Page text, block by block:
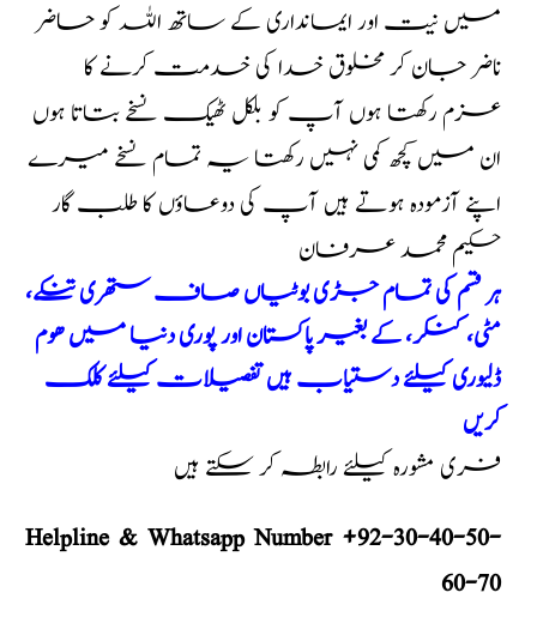
میں نیت اور ایمانداری کے ساتھ اللہ کو حاضر
ناضر جان کر مخلوق خدا کی خدمت کرنے کا
عزم رکھتا ہوں آپ کو بلکل ٹھیک نسخے بتاتا ہوں
ان میں کچھ کمی نہیں رکھتا یہ تمام نسخے میرے
اپنے آزمودہ ہوتے ہیں آپ کی دوعاؤں کا طلب گار
حکیم محمد عرفان
ہر قسم کی تمام جڑی بوٹیاں صاف ستھری تنکے،
مٹی، کنکر، کے بغیر پاکستان اور پوری دنیا میں ھوم
ڈلیوری کیلئے دستیاب ہیں تفصیلات کیلئے کلک
کریں
فری مشورہ کیلئے رابطہ کر سکتے ہیں
Helpline & Whatsapp Number +92-30-40-50-
60-70